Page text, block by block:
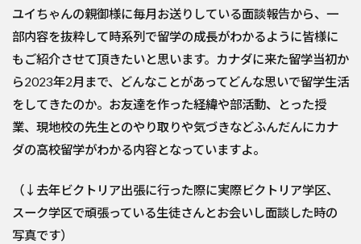
ユイちゃんの親御様に毎月お送りしている面談報告から、一
部内容を抜粋して時系列で留学の成長がわかるように皆様に
もご紹介させて頂きたいと思います。カナダに来た留学当初か
ら2023年2月まで、どんなことがあってどんな思いで留学生活
をしてきたのか。お友達を作った経緯や部活動、とった授
業、現地校の先生とのやり取りや気づきなどふんだんにカナ
ダの高校留学がわかる内容となっていますよ。
（↓去年ビクトリア出張に行った際に実際ビクトリア学区、
スーク学区で頑張っている生徒さんとお会いし面談した時の
写真です）